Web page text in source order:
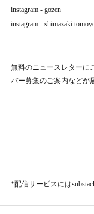
instagram - gozen
instagram - shimazaki
無料のニュースレターに
バー募集のご案内などが
*配信サービスには